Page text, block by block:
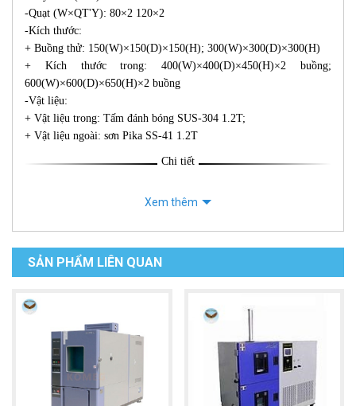
-Quạt (W×QT'Y): 80×2 120×2
-Kích thước:
+ Buồng thử: 150(W)×150(D)×150(H); 300(W)×300(D)×300(H)
+ Kích thước trong: 400(W)×400(D)×450(H)×2 buồng;
600(W)×600(D)×650(H)×2 buồng
-Vật liệu:
+ Vật liệu trong: Tấm đánh bóng SUS-304 1.2T;
+ Vật liệu ngoài: sơn Pika SS-41 1.2T
Chi tiết
Xem thêm
SẢN PHẨM LIÊN QUAN